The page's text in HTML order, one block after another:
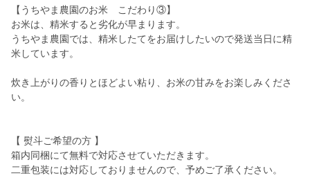
【うちやま農園のお米 こだわり③】
お米は、精米すると劣化が早まります。
うちやま農園では、精米したてをお届けしたいので発送当日に精
米しています。
炊き上がりの香りとほどよい粘り、お米の甘みをお楽しみくださ
い。
【 熨斗ご希望の方 】
箱内同梱にて無料で対応させていただきます。
二重包装には対応しておりませんので、予めご了承ください。